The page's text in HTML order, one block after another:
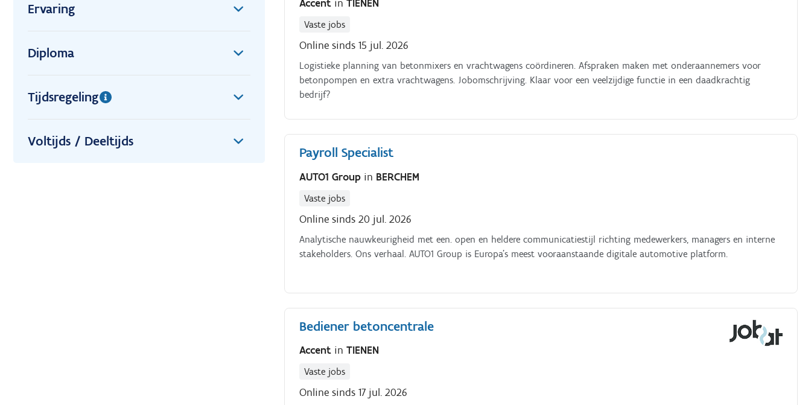
Ervaring
Diploma
Tijdsregeling
Voltijds / Deeltijds
Accent inTIENEN
Vaste jobs
Online sinds 15 jul. 2026
Logistieke planning van betonmixers en vrachtwagens coördineren. Afspraken maken met onderaannemers voor
betonpompen en extra vrachtwagens. Jobomschrijving. Klaar voor een veelzijdige functie in een daadkrachtig
bedrijf?
Payroll Specialist
AUTO1 Group in BERCHEM
Vaste jobs
Online sinds 20 jul. 2026
Analytische nauwkeurigheid met een. open en heldere communicatiestijl richting medewerkers, managers en interne
stakeholders. Ons verhaal. AUTO1 Group is Europa's meest vooraanstaande digitale automotive platform.
Bediener betoncentrale
Accent inTIENEN
Vaste jobs
Online sinds 17 jul. 2026